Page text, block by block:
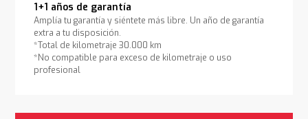
1+1 años de garantía
Amplía tu garantía y siéntete más libre. Un año de garantía
extra a tu disposición.
*Total de kilometraje 30.000 km
*No compatible para exceso de kilometraje o uso
profesional